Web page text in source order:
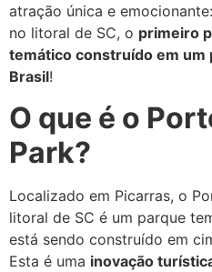
atração única e
no litoral de SC, o primeiro
temático construído em um
Brasil!
O que é o
Park?
Localizado em Picarras, o
litoral de SC é um parque
está sendo construído em
Esta é uma inovação